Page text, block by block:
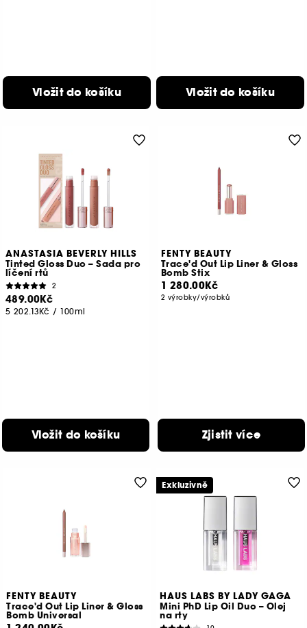
Vložit do košíku Vložit do košíku
ANASTASIA BEVERLY HILLS
Tinted Gloss Duo – Sada pro
líčení rtů
2
489.00Kč
5 202.13Kč / 100ml
Vložit do košíku
FENTY BEAUTY
Trace'd Out Lip Liner & Gloss
Bomb Stix
1 280.00Kč
2 výrobky/výrobků
Zjistit více
FENTY BEAUTY
Trace'd Out Lip Liner & Gloss
Bomb Universal
HAUS LABS BY LADY GAGA
Mini PhD Lip Oil Duo – Olej
na rty
Exkluzivně